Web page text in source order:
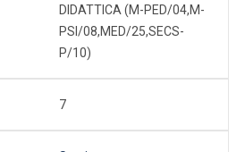
DIDATTICA (M-PED/04,M-
PSI/08,MED/25,SECS-
P/10)
7